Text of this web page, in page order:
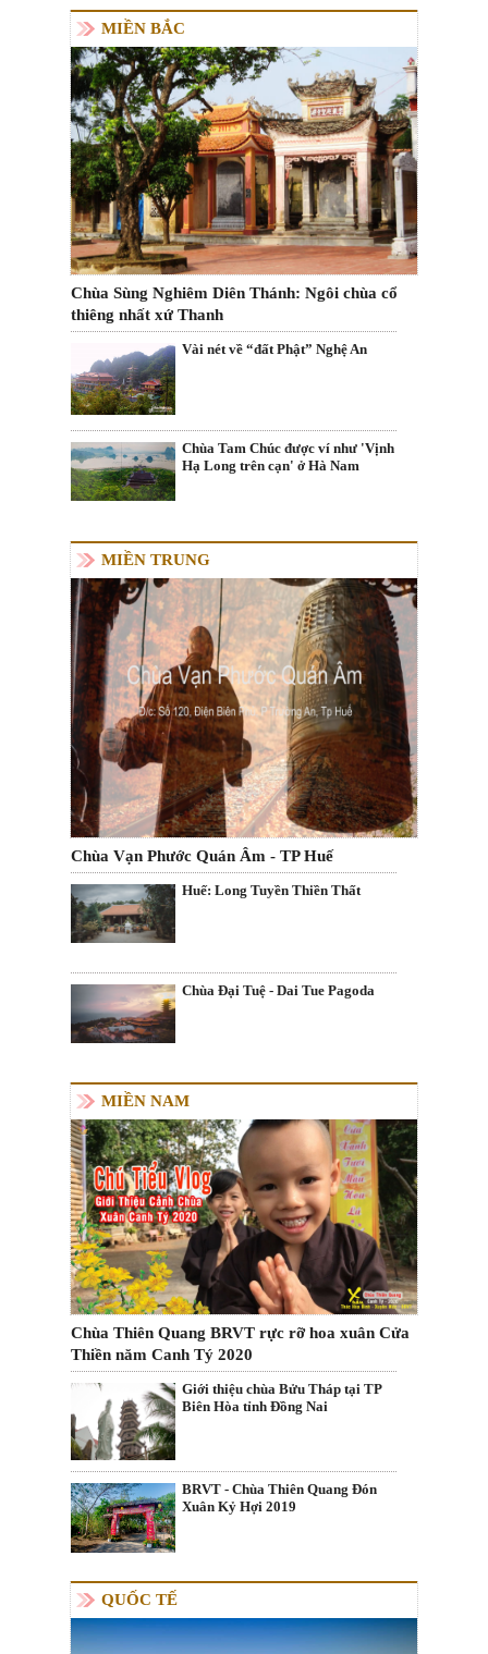
MIỀN BẮC
Chùa Sùng Nghiêm Diên Thánh: Ngôi chùa cổ
thiêng nhất xứ Thanh
Vài nét về “đất Phật” Nghệ An
Chùa Tam Chúc được ví như 'Vịnh
Hạ Long trên cạn' ở Hà Nam
MIỀN TRUNG
Chùa Vạn Phước Quán Âm - TP Huế
Huế: Long Tuyền Thiền Thất
Chùa Đại Tuệ - Dai Tue Pagoda
MIỀN NAM
Chùa Thiên Quang BRVT rực rỡ hoa xuân Cửa
Thiền năm Canh Tý 2020
Giới thiệu chùa Bửu Tháp tại TP
Biên Hòa tỉnh Đồng Nai
BRVT - Chùa Thiên Quang Đón
Xuân Kỷ Hợi 2019
QUỐC TẾ